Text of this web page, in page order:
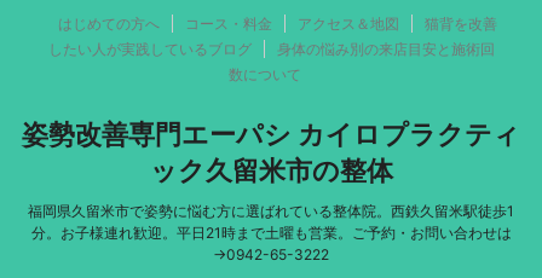
はじめての方へ コース・料金 アクセス＆地図
猫背を改善
したい人が実践しているブログ
身体の悩み別の来店目安と施術回
数について
姿勢改善専門エーパシ カイロプラクティ
ック久留米市の整体
福岡県久留米市で姿勢に悩む方に選ばれている整体院。西鉄久留米駅徒歩1
分。お子様連れ歓迎。平日21時まで土曜も営業。ご予約・お問い合わせは
→0942-65-3222